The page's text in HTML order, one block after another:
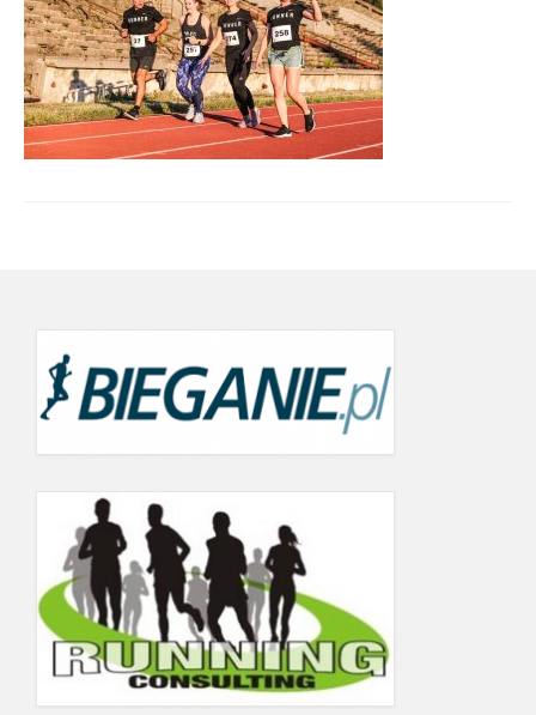
Wyniki cyklu 2022
wyniki 19.09.2022
21.06.2022
24.05.2022
20.06.2020
8.05.2019
5.06.2019
Wyniki Warsaw Track Cup 2018
Wyniki Warsaw Track Cup 2017
Wyniki Warsaw Track Cup 2016